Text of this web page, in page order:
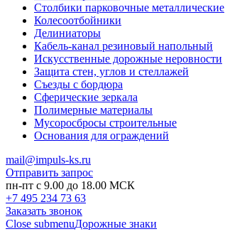
Столбики парковочные металлические
Колесоотбойники
Делиниаторы
Кабель-канал резиновый напольный
Искусственные дорожные неровности
Защита стен, углов и стеллажей
Съезды с бордюра
Сферические зеркала
Полимерные материалы
Мусоросбросы строительные
Основания для ограждений
mail@impuls-ks.ru
Отправить запрос
пн-пт с 9.00 до 18.00 МСК
+7 495 234 73 63
Заказать звонок
Close submenuДорожные знаки